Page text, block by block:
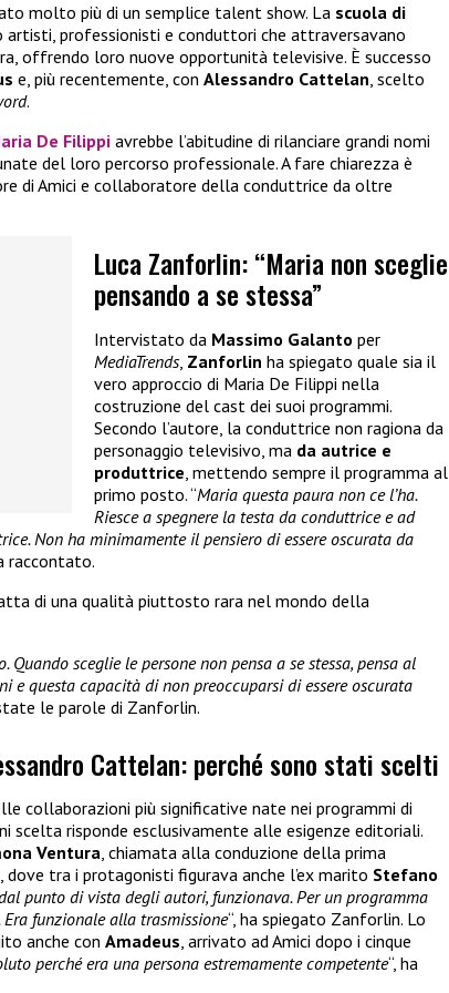
molto più di un semplice talent show. La scuola di
artisti, professionisti e conduttori che attraversavano
offrendo loro nuove opportunità televisive. È successo
e, più recentemente, con Alessandro Cattelan, scelto
.
De Filippi avrebbe l’abitudine di rilanciare grandi nomi
del loro percorso professionale. A fare chiarezza è
di Amici e collaboratore della conduttrice da oltre
Luca Zanforlin: “Maria non sceglie
pensando a se stessa”
Intervistato da Massimo Galanto per
MediaTrends, Zanforlin ha spiegato quale sia il
vero approccio di Maria De Filippi nella
costruzione del cast dei suoi programmi.
Secondo l’autore, la conduttrice non ragiona da
personaggio televisivo, ma da autrice e
produttrice, mettendo sempre il programma al
primo posto. “Maria questa paura non ce l’ha.
Riesce a spegnere la testa da conduttrice e ad
Non ha minimamente il pensiero di essere oscurata da
raccontato.
di una qualità piuttosto rara nel mondo della
sceglie le persone non pensa a se stessa, pensa al
e questa capacità di non preoccuparsi di essere oscurata
le parole di Zanforlin.
Cattelan: perché sono stati scelti
collaborazioni più significative nate nei programmi di
scelta risponde esclusivamente alle esigenze editoriali.
Ventura, chiamata alla conduzione della prima
, dove tra i protagonisti figurava anche l’ex marito Stefano
punto di vista degli autori, funzionava. Per un programma
funzionale alla trasmissione“, ha spiegato Zanforlin. Lo
anche con Amadeus, arrivato ad Amici dopo i cinque
perché era una persona estremamente competente“, ha